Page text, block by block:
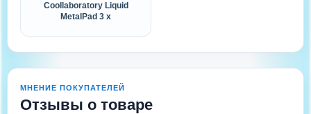
Coollaboratory Liquid
MetalPad 3 x
МНЕНИЕ ПОКУПАТЕЛЕЙ
Отзывы о товаре